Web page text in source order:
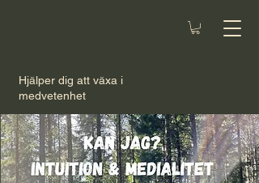
Hjälper dig att växa i
medvetenhet